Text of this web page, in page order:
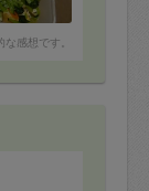
ん風、ブ
感想です。